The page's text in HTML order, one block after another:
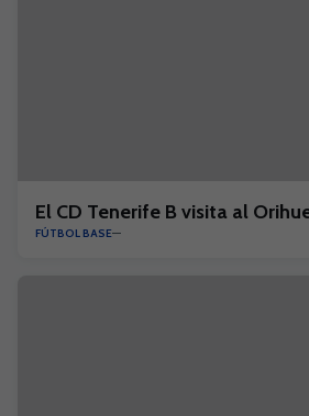
El CD Tenerife B visita al
FÚTBOL BASE